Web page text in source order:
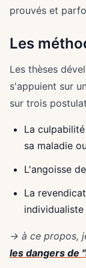
prouvés et
Les
Les thèses
s'appuient sur
sur trois
La
sa maladie
L'angoisse
La
→ à ce propos,
les dangers de